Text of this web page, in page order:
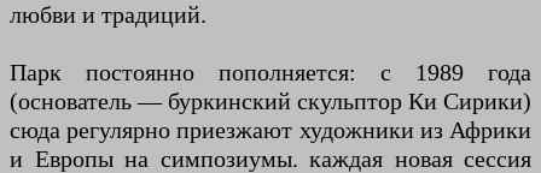
любви и традиций.
Парк постоянно пополняется: с 1989 года
(основатель — буркинский скульптор Ки Сирики)
сюда регулярно приезжают художники из Африки
и Европы на симпозиумы. каждая новая сессия